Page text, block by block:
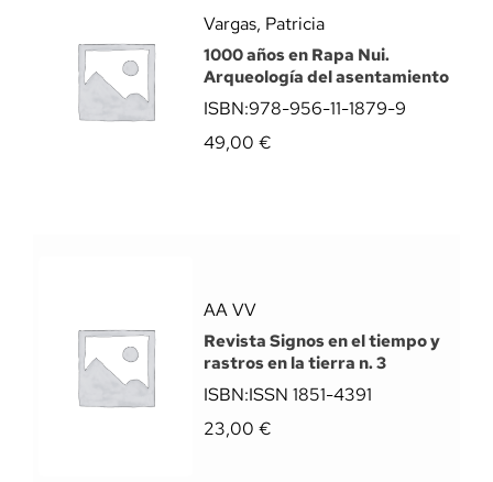
Vargas, Patricia
1000 años en Rapa Nui.
Arqueología del asentamiento
ISBN:978-956-11-1879-9
49,00 €
AA VV
Revista Signos en el tiempo y
rastros en la tierra n. 3
ISBN:ISSN 1851-4391
23,00 €